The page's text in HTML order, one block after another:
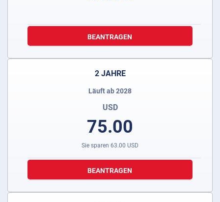
BEANTRAGEN
2 JAHRE
Läuft ab 2028
USD
75.00
Sie sparen 63.00 USD
BEANTRAGEN